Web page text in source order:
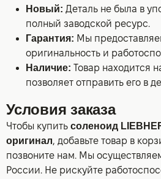
Новый: Деталь не была в
полный заводской ресурс.
Гарантия: Мы
оригинальность и
Наличие: Товар находится
позволяет отправить его в
Условия заказа
Чтобы купить соленоид
оригинал, добавьте товар в
позвоните нам. Мы
России. Не рискуйте